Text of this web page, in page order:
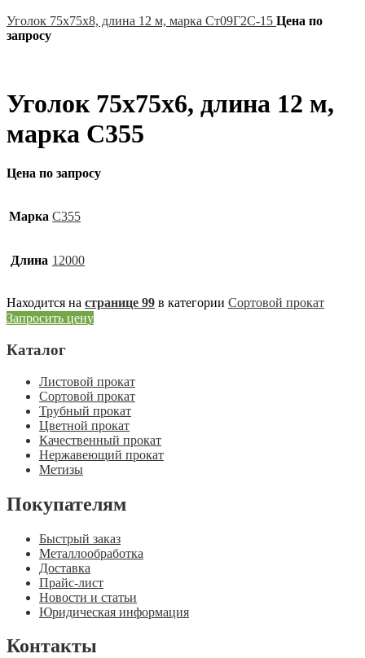
Уголок 75х75х8, длина 12 м, марка Ст09Г2С-15 Цена по
запросу
Уголок 75х75х6, длина 12 м,
марка С355
Цена по запросу
Марка С355
Длина 12000
Находится на странице 99 в категории Сортовой прокат
Запросить цену
Каталог
Листовой прокат
Сортовой прокат
Трубный прокат
Цветной прокат
Качественный прокат
Нержавеющий прокат
Метизы
Покупателям
Быстрый заказ
Металлообработка
Доставка
Прайс-лист
Новости и статьи
Юридическая информация
Контакты